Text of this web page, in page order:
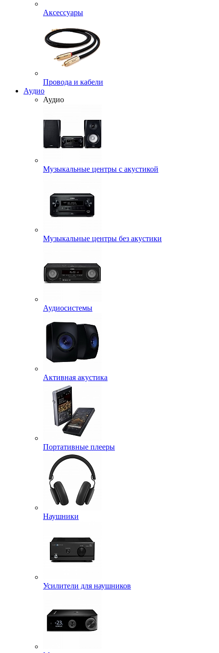
Аксессуары
Провода и кабели
Аудио
Аудио
Музыкальные центры с акустикой
Музыкальные центры без акустики
Аудиосистемы
Активная акустика
Портативные плееры
Наушники
Усилители для наушников